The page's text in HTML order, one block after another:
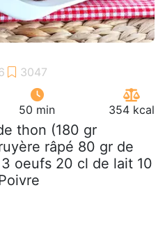
50 min 354 kcal
thon (180 gr
râpé 80 gr de
oeufs 20 cl de lait 10